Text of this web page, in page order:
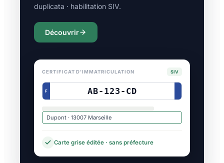
duplicata · habilitation SIV.
Découvrir
CERTIFICAT D'IMMATRICULATION SIV
F AB-123-CD
Dupont · 13007 Marseille
Carte grise éditée · sans préfecture